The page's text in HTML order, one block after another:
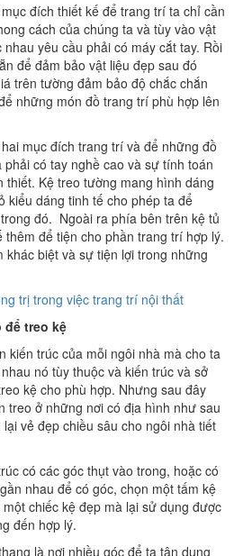
đích thiết kế để trang trí ta chỉ cần
cách của chúng ta và tùy vào vật
yêu cầu phải có máy cắt tay. Rồi
để đảm bảo vật liệu đẹp sau đó
trên tường đảm bảo độ chắc chắn
những món đồ trang trí phù hợp lên
mục đích trang trí và để những đồ
có tay nghề cao và sự tính toán
thiết. Kệ treo tường mang hình dáng
kiểu dáng tinh tế cho phép ta để
đó. Ngoài ra phía bên trên kệ tủ
để tiện cho phần trang trí hợp lý.
khác biệt và sự tiện lợi trong những
trị trong việc trang trí nội thất
treo kệ
kiến trúc của mỗi ngôi nhà mà cho ta
nó tùy thuộc và kiến trúc và sở
kệ cho phù hợp. Nhưng sau đây
treo ở những nơi có địa hình như sau
vẻ đẹp chiều sâu cho ngôi nhà tiết
có các góc thụt vào trong, hoặc có
nhau để có góc, chọn một tấm kệ
chiếc kệ đẹp mà lại sử dụng được
đến hợp lý.
là nơi nhiều góc để ta tận dụng